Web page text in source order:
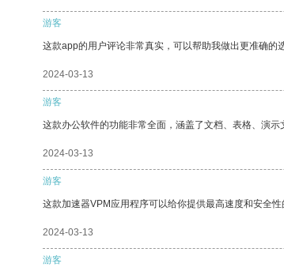
游客
这款app的用户评论非常真实，可以帮助我做出更准确的选
2024-03-13
游客
这款办公软件的功能非常全面，涵盖了文档、表格、演
2024-03-13
游客
这款加速器VPM应用程序可以给你提供最高速度和安全性
2024-03-13
游客